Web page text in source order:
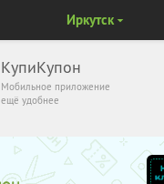
КупиКупон
Мобильное приложение
ещё удобнее
Иркутск